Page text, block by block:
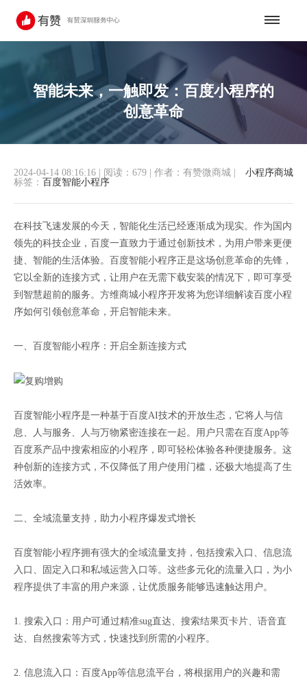
智能未来，一触即发：百度小程序的
创意革命
小程序商城
2024-04-14 08:16:16 阅读：679 作者：有赞微商城
标签： 百度智能小程序
在科技飞速发展的今天，智能化生活已经逐渐成为现实。作为国内
领先的科技企业，百度一直致力于通过创新技术，为用户带来更便
捷、智能的生活体验。百度智能小程序正是这场创意革命的先锋，
它以全新的连接方式，让用户在无需下载安装的情况下，即可享受
到智慧超前的服务。方维商城小程序开发将为您详细解读百度小程
序如何引领创意革命，开启智能未来。
一、百度智能小程序：开启全新连接方式
百度智能小程序是一种基于百度AI技术的开放生态，它将人与信
息、人与服务、人与万物紧密连接在一起。用户只需在百度App等
百度系产品中搜索相应的小程序，即可轻松体验各种便捷服务。这
种创新的连接方式，不仅降低了用户使用门槛，还极大地提高了生
活效率。
二、全域流量支持，助力小程序爆发式增长
百度智能小程序拥有强大的全域流量支持，包括搜索入口、信息流
入口、固定入口和私域运营入口等。这些多元化的流量入口，为小
程序提供了丰富的用户来源，让优质服务能够迅速触达用户。
1. 搜索入口：用户可通过精准sug直达、搜索结果页卡片、语音直
达、自然搜索等方式，快速找到所需的小程序。
2. 信息流入口：百度App等信息流平台，将根据用户的兴趣和需